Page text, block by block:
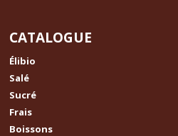
CATALOGUE
Élibio
Salé
Sucré
Frais
Boissons